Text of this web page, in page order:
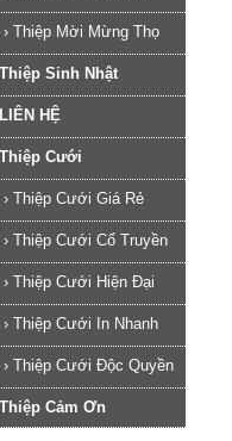
› Thiệp Mời Mừng Thọ
Thiệp Sinh Nhật
LIÊN HỆ
Thiệp Cưới
› Thiệp Cưới Giá Rẻ
› Thiệp Cưới Cổ Truyền
› Thiệp Cưới Hiện Đại
› Thiệp Cưới In Nhanh
› Thiệp Cưới Độc Quyền
Thiệp Cảm Ơn